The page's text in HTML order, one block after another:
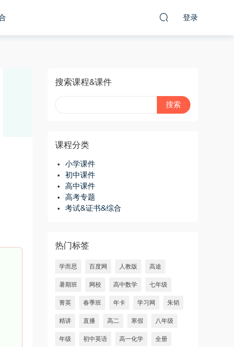
登录
搜索课程&课件
课程分类
小学课件
初中课件
高中课件
高考专题
考试&证书&综合
热门标签
学而思 百度网 人教版 高途
暑期班 网校 高中数学 七年级
菁英 春季班 年卡 学习网 朱韬
精讲 直播 高二 寒假 八年级
年级 初中英语 高一化学 全册